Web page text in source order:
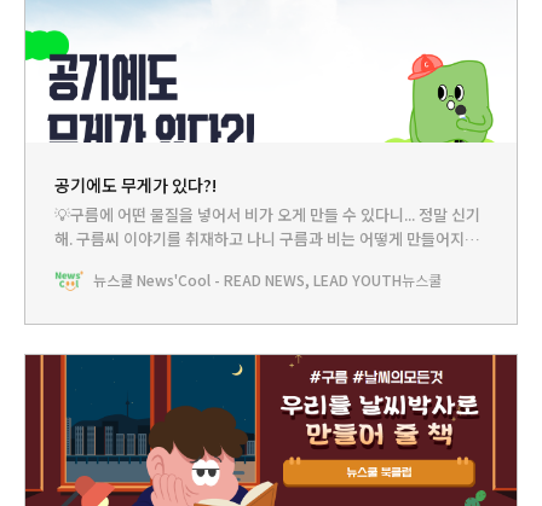
공기에도 무게가 있다?!
💡구름에 어떤 물질을 넣어서 비가 오게 만들 수 있다니... 정말 신기
해. 구름씨 이야기를 취재하고 나니 구름과 비는 어떻게 만들어지는
지?! 쿨리 : 쌤! 도대체 비는 어떻게 만들어지는 거예요? 뉴쌤 : 오늘
뉴스쿨 News'Cool - READ NEWS, LEAD YOUTH뉴스쿨